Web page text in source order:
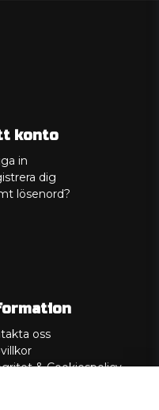
konto
in
dig
lösenord?
oss
& Cookiespolicy
Garanti